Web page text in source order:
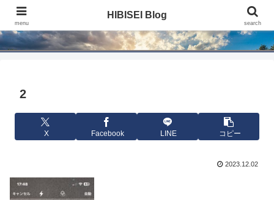
HIBISEI Blog
2
X Facebook LINE コピー
2023.12.02
menu
HIBISEI Blog
search